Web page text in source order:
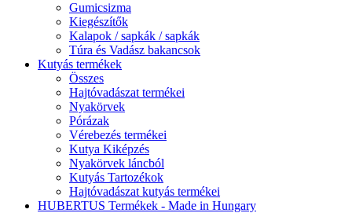
Gumicsizma
Kiegészítők
Kalapok / sapkák / sapkák
Túra és Vadász bakancsok
Kutyás termékek
Összes
Hajtóvadászat termékei
Nyakörvek
Pórázak
Vérebezés termékei
Kutya Kiképzés
Nyakörvek láncból
Kutyás Tartozékok
Hajtóvadászat kutyás termékei
HUBERTUS Termékek - Made in Hungary